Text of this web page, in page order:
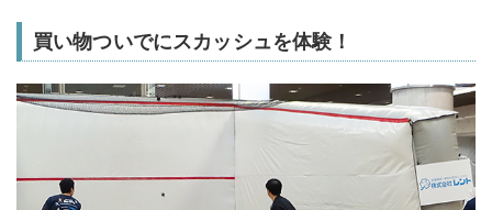
買い物ついでにスカッシュを体験！